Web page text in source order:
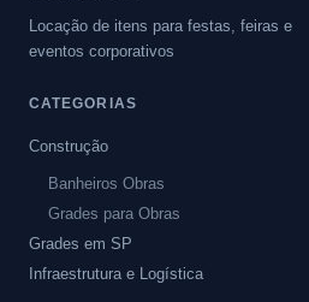
Locação de itens para festas, feiras e
eventos corporativos
CATEGORIAS
Construção
Banheiros Obras
Grades para Obras
Grades em SP
Infraestrutura e Logística